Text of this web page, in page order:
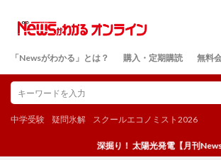
「Newsがわかる」とは？ 購入・定期購読 無料
中学受験 疑問氷解 スクールエコノミスト2026
深掘り！ 太陽光発電【月刊News
検索